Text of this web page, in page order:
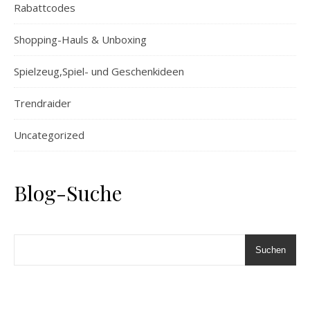
Rabattcodes
Shopping-Hauls & Unboxing
Spielzeug,Spiel- und Geschenkideen
Trendraider
Uncategorized
Blog-Suche
Suchen